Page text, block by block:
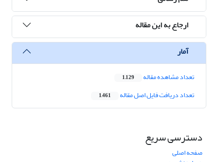
ارجاع به این مقاله
آمار
تعداد مشاهده مقاله 1,129
تعداد دریافت فایل اصل مقاله 1,461
دسترسی سریع
صفحه اصلی